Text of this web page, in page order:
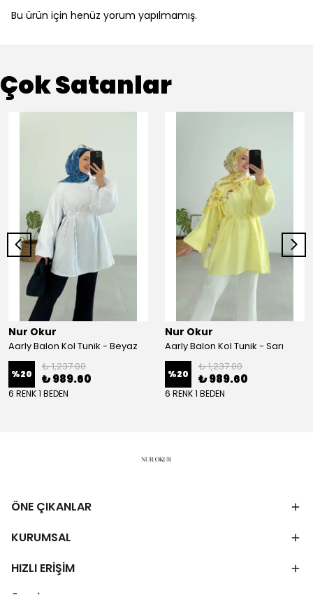
Bu ürün için henüz yorum yapılmamış.
Çok Satanlar
Nur Okur
Aarly Balon Kol Tunik - Beyaz
%20
₺ 1,237.00
₺ 989.60
6 RENK 1 BEDEN
Nur Okur
Aarly Balon Kol Tunik - Sarı
%20
₺ 1,237.00
₺ 989.60
6 RENK 1 BEDEN
+
ÖNE ÇIKANLAR
KURUMSAL
HIZLI ERİŞİM